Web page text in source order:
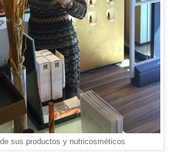
sus productos y nutricosméticos